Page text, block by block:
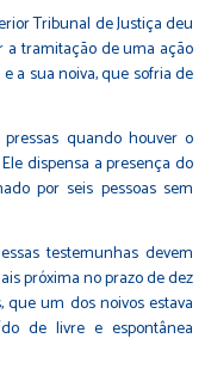
Tribunal de Justiça deu
a tramitação de uma ação
a sua noiva, que sofria de
quando houver o
dispensa a presença do
por seis pessoas sem
testemunhas devem
próxima no prazo de dez
um dos noivos estava
de livre e espontânea